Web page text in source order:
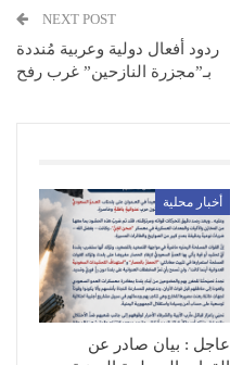
NEXT POST
ردود أفعال دولية وعربية مُنددة
بـ”مجزرة النازحين” غرب رفح
أخبار محلية
عاجل : بيان صادر عن